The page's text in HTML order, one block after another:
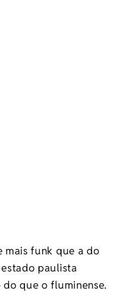
mais funk que a do
paulista
que o fluminense.